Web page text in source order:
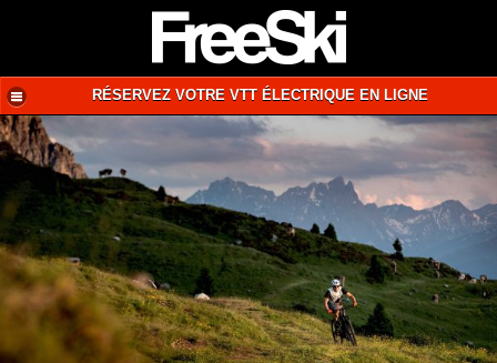
RÉSERVEZ VOTRE VTT ÉLECTRIQUE EN LIGNE